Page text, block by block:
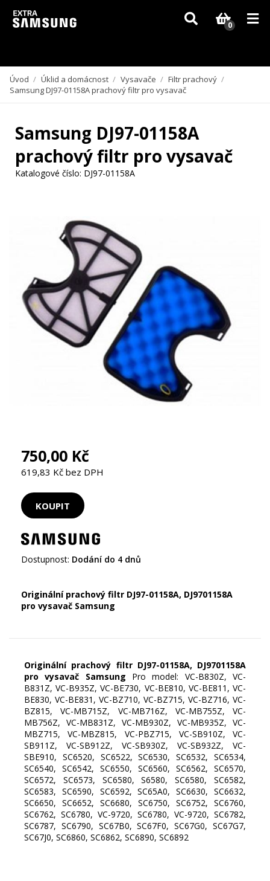
Vzhledem k aktuální situaci se může dodání dílů, které nejsou skladem,
zpozdit. Děkujeme za pochopení.
0
Úvod / Úklid a domácnost / Vysavače / Filtr prachový /
Samsung DJ97-01158A prachový filtr pro vysavač
Samsung DJ97-01158A
prachový filtr pro vysavač
Katalogové číslo: DJ97-01158A
750,00 Kč
619,83 Kč bez DPH
Dostupnost: Dodání do 4 dnů
Originální prachový filtr DJ97-01158A, DJ9701158A
pro vysavač Samsung
Originální prachový filtr DJ97-01158A, DJ9701158A
pro vysavač Samsung Pro model: VC-B830Z, VC-
B831Z, VC-B935Z, VC-BE730, VC-BE810, VC-BE811, VC-
BE830, VC-BE831, VC-BZ710, VC-BZ715, VC-BZ716, VC-
BZ815, VC-MB715Z, VC-MB716Z, VC-MB755Z, VC-
MB756Z, VC-MB831Z, VC-MB930Z, VC-MB935Z, VC-
MBZ715, VC-MBZ815, VC-PBZ715, VC-SB910Z, VC-
SB911Z, VC-SB912Z, VC-SB930Z, VC-SB932Z, VC-
SBE910, SC6520, SC6522, SC6530, SC6532, SC6534,
SC6540, SC6542, SC6550, SC6560, SC6562, SC6570,
SC6572, SC6573, SC6580, S6580, SC6580, SC6582,
SC6583, SC6590, SC6592, SC65A0, SC6630, SC6632,
SC6650, SC6652, SC6680, SC6750, SC6752, SC6760,
SC6762, SC6780, VC-9720, SC6780, VC-9720, SC6782,
SC6787, SC6790, SC67B0, SC67F0, SC67G0, SC67G7,
SC67J0, SC6860, SC6862, SC6890, SC6892